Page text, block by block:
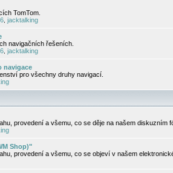
TomTom.
jacktalking
navigačních řešeních.
jacktalking
navigace
pro všechny druhy navigací.
provedení a všemu, co se děje na našem diskuzním
Shop)"
provedení a všemu, co se objeví v našem